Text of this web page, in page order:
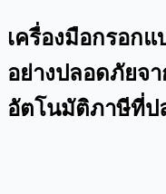
เครื่องมือกรอก
อย่างปลอดภัยจา
อัตโนมัติภาษีที่ป